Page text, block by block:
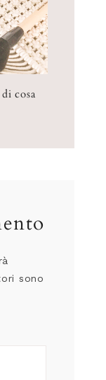
cosa
sono